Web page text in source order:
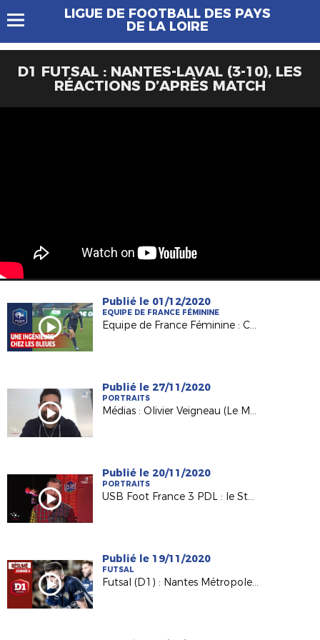
LIGUE DE FOOTBALL DES PAYS
DE LA LOIRE
D1 FUTSAL : NANTES-LAVAL (3-10), LES
RÉACTIONS D’APRÈS MATCH
Publié le 01/12/2020
EQUIPE DE FRANCE FÉMININE
Equipe de France Féminine : Clara Matéo sur FFFTTV
Publié le 27/11/2020
PORTRAITS
Médias : Olivier Veigneau (Le Mans) invité de France 3 PDL
Publié le 20/11/2020
PORTRAITS
USB Foot France 3 PDL : le Stade Lavallois à l'honneur !
Publié le 19/11/2020
FUTSAL
Futsal (D1) : Nantes Métropole - Chavanoz (9-4)